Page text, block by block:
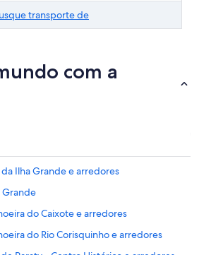
transporte de
com a
Ilha Grande e arredores
Grande
do Caixote e arredores
do Rio Corisquinho e arredores